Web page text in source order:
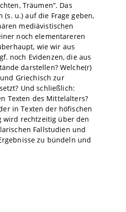
Träumen“. Das
u.) auf die Frage geben,
mediävistischen
noch elementareren
wie wir aus
noch Evidenzen, die aus
darstellen? Welche(r)
Griechisch zur
Und schließlich:
Texten des Mittelalters?
in Texten der höfischen
wird rechtzeitig über den
Fallstudien und
zu bündeln und